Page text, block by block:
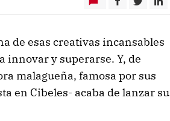
de esas creativas incansables
innovar y superarse. Y, de
malagueña, famosa por sus
en Cibeles- acaba de lanzar su